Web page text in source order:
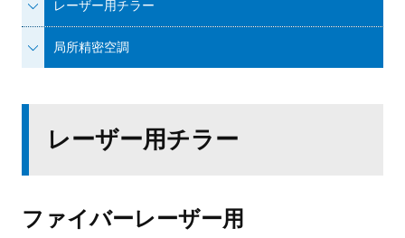
レーザー用チラー
局所精密空調
レーザー用チラー
ファイバーレーザー用